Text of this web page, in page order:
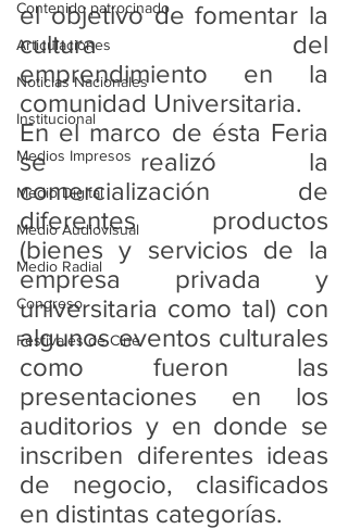
Contenido patrocinado
Articulaciones
Noticias Nacionales
Institucional
Medios Impresos
Medio Digital
Medio Audiovisual
Medio Radial
Congreso
Festivales de Cine
el objetivo de fomentar la
cultura del
emprendimiento en la
comunidad Universitaria.
En el marco de ésta Feria
se realizó la
comercialización de
diferentes productos
(bienes y servicios de la
empresa privada y
universitaria como tal) con
algunos eventos culturales
como fueron las
presentaciones en los
auditorios y en donde se
inscriben diferentes ideas
de negocio, clasificados
en distintas categorías.